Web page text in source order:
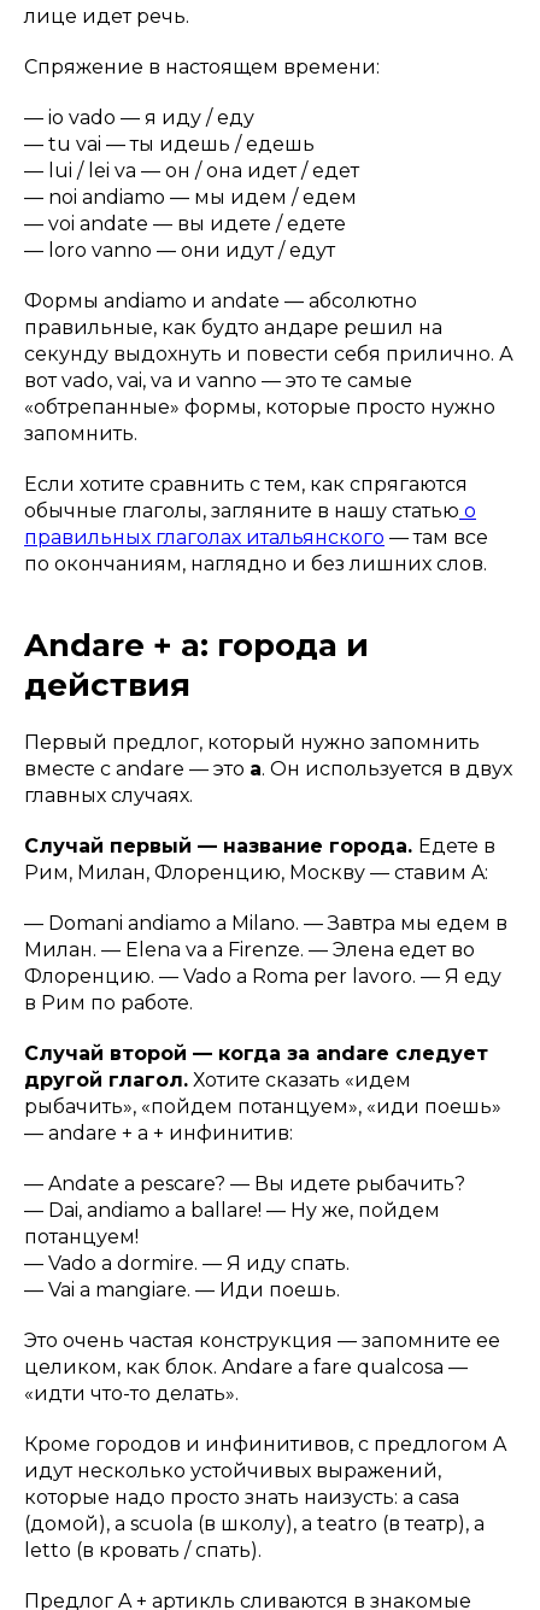
лице идет речь.
Спряжение в настоящем времени:
— io vado — я иду / еду
— tu vai — ты идешь / едешь
— lui / lei va — он / она идет / едет
— noi andiamo — мы идем / едем
— voi andate — вы идете / едете
— loro vanno — они идут / едут
Формы andiamo и andate — абсолютно
правильные, как будто андаре решил на
секунду выдохнуть и повести себя прилично. А
вот vado, vai, va и vanno — это те самые
«обтрепанные» формы, которые просто нужно
запомнить.
Если хотите сравнить с тем, как спрягаются
обычные глаголы, загляните в нашу статью о
правильных глаголах итальянского — там все
по окончаниям, наглядно и без лишних слов.
Andare + a: города и
действия
Первый предлог, который нужно запомнить
вместе с andare — это a. Он используется в двух
главных случаях.
Случай первый — название города. Едете в
Рим, Милан, Флоренцию, Москву — ставим A:
— Domani andiamo a Milano. — Завтра мы едем в
Милан. — Elena va a Firenze. — Элена едет во
Флоренцию. — Vado a Roma per lavoro. — Я еду
в Рим по работе.
Случай второй — когда за andare следует
другой глагол. Хотите сказать «идем
рыбачить», «пойдем потанцуем», «иди поешь»
— andare + a + инфинитив:
— Andate a pescare? — Вы идете рыбачить?
— Dai, andiamo a ballare! — Ну же, пойдем
потанцуем!
— Vado a dormire. — Я иду спать.
— Vai a mangiare. — Иди поешь.
Это очень частая конструкция — запомните ее
целиком, как блок. Andare a fare qualcosa —
«идти что-то делать».
Кроме городов и инфинитивов, с предлогом A
идут несколько устойчивых выражений,
которые надо просто знать наизусть: a casa
(домой), a scuola (в школу), a teatro (в театр), a
letto (в кровать / спать).
Предлог A + артикль сливаются в знакомые